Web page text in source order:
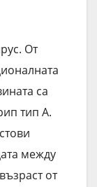
От
са
тип А.
между
от